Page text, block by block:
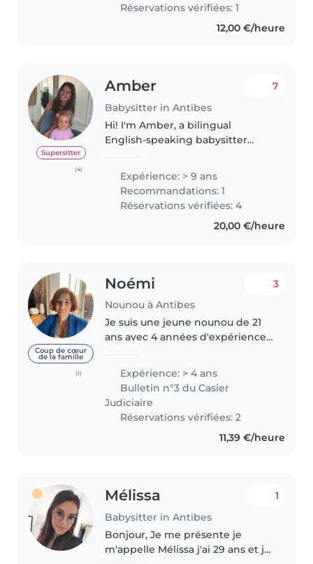
Réservations vérifiées: 1
12,00 €/heure
Supersitter
(4)
Amber
Babysitter in Antibes
7
Hi! I'm Amber, a bilingual
English-speaking babysitter
children of all ages and love
creating a fun, safe, and caring
environment...
Expérience: > 9 ans
Recommandations: 1
Réservations vérifiées: 4
20,00 €/heure
Coup de cœur
de la famille
(1)
Noémi
Nounou à Antibes
3
Je suis une jeune nounou de 21
ans avec 4 années d'expérience
des bébés aux enfants d'âge
scolaire. J'ai suivi une formation
en petite enfance et je..
Expérience: > 4 ans
Bulletin n°3 du Casier
Judiciaire
Réservations vérifiées: 2
11,39 €/heure
Mélissa
Babysitter in Antibes
1
Bonjour, Je me présente je
m'appelle Mélissa j'ai 29 ans et je